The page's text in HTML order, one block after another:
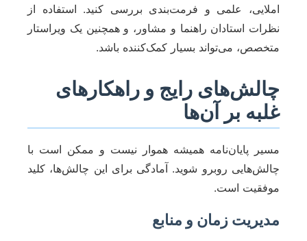
املایی، علمی و فرمت‌بندی بررسی کنید. استفاده از
نظرات استادان راهنما و مشاور، و همچنین یک ویراستار
متخصص، می‌تواند بسیار کمک‌کننده باشد.
چالش‌های رایج و راهکارهای
غلبه بر آن‌ها
مسیر پایان‌نامه همیشه هموار نیست و ممکن است با
چالش‌هایی روبرو شوید. آمادگی برای این چالش‌ها، کلید
موفقیت است.
مدیریت زمان و منابع